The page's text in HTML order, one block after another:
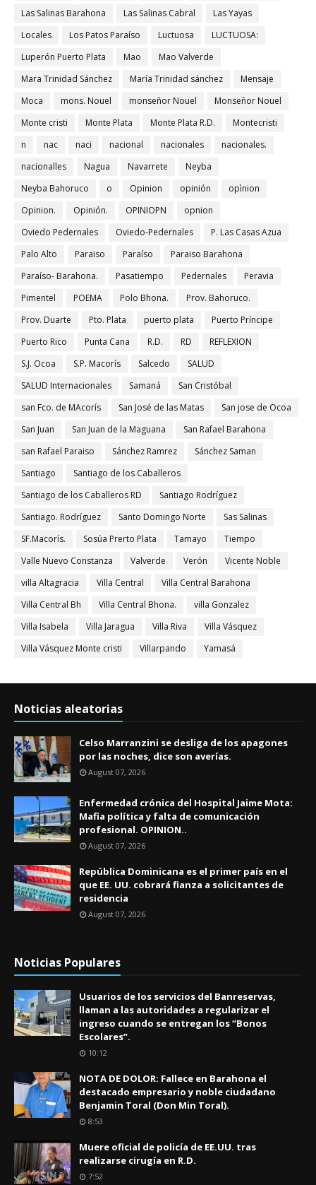
Las Salinas Barahona
Las Salinas Cabral
Las Yayas
Locales
Los Patos Paraíso Luctuosa
LUCTUOSA:
Luperón Puerto Plata
Mao
Mao Valverde
Mara Trinidad Sánchez
María Trinidad sánchez
Mensaje
Moca
mons. Nouel monseñor Nouel
Monseñor Nouel
Monte cristi
Monte Plata Monte Plata R.D.
Montecristi
n
nac naci nacional nacionales
nacionales.
nacionalles
Nagua Navarrete
Neyba
Neyba Bahoruco
o Opinion opinión
opìnion
Opinion.
Opinión. OPINIOPN
opnion
Oviedo Pedernales
Oviedo-Pedernales
P. Las Casas Azua
Palo Alto
Paraiso Paraíso
Paraiso Barahona
Paraíso- Barahona.
Pasatiempo Pedernales
Peravia
Pimentel
POEMA Polo Bhona.
Prov. Bahoruco.
Prov. Duarte
Pto. Plata puerto plata
Puerto Príncipe
Puerto Rico
Punta Cana R.D. RD
REFLEXION
S.J. Ocoa
S.P. Macorís Salcedo
SALUD
SALUD Internacionales
Samaná
San Cristóbal
san Fco. de MAcorís
San José de las Matas
San jose de Ocoa
San Juan
San Juan de la Maguana
San Rafael Barahona
san Rafael Paraiso
Sánchez Ramrez
Sánchez Saman
Santiago
Santiago de los Caballeros
Santiago de los Caballeros RD
Santiago Rodríguez
Santiago. Rodríguez
Santo Domingo Norte
Sas Salinas
SF.Macorís.
Sosúa Prerto Plata Tamayo
Tiempo
Valle Nuevo Constanza
Valverde Verón
Vicente Noble
villa Altagracia
Villa Central
Villa Central Barahona
Villa Central Bh
Villa Central Bhona.
villa Gonzalez
Villa Isabela
Villa Jaragua Villa Riva
Villa Vásquez
Villa Vásquez Monte cristi
Villarpando Yamasá
Noticias aleatorias
Celso Marranzini se desliga de los apagones
por las noches, dice son averías.
August 07, 2026
Enfermedad crónica del Hospital Jaime Mota:
Mafia política y falta de comunicación
profesional. OPINION..
August 07, 2026
República Dominicana es el primer país en el
que EE. UU. cobrará fianza a solicitantes de
residencia
August 07, 2026
Noticias Populares
Usuarios de los servicios del Banreservas,
llaman a las autoridades a regularizar el
ingreso cuando se entregan los “Bonos
Escolares”.
10:12
NOTA DE DOLOR: Fallece en Barahona el
destacado empresario y noble ciudadano
Benjamin Toral (Don Min Toral).
8:53
Muere oficial de policía de EE.UU. tras
realizarse cirugía en R.D.
7:52